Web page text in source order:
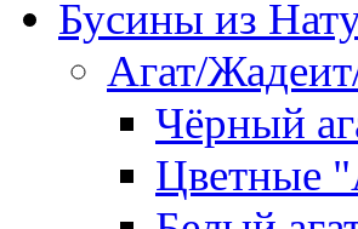
Бусины из
Агат/
Чёрный
Цветные